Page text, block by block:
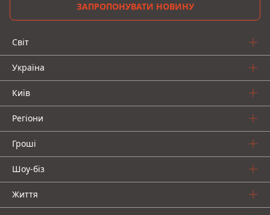
ЗАПРОПОНУВАТИ НОВИНУ
Світ
Україна
Київ
Регіони
Гроші
Шоу-біз
Життя